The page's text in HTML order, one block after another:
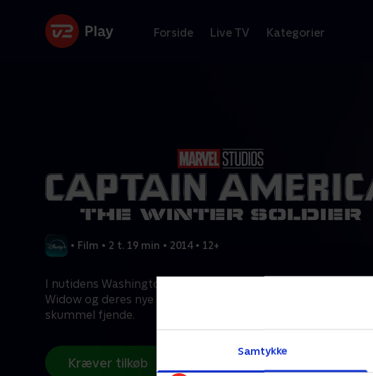
Samtykke
Forside Live TV Kategorier
• Film • 2 t. 19 min • 2014 • 12+
I nutidens Washington DC kæmper Captain America med
Widow og deres nye allierede, Falcon, mod en magtfuld og
skummel fjende.
Kræver tilkøb